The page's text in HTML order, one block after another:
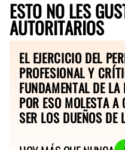
ESTO NO LES
AUTORITARIOS
EL EJERCICIO DEL
PROFESIONAL Y
FUNDAMENTAL DE
POR ESO MOLESTA A
SER LOS DUEÑOS DE